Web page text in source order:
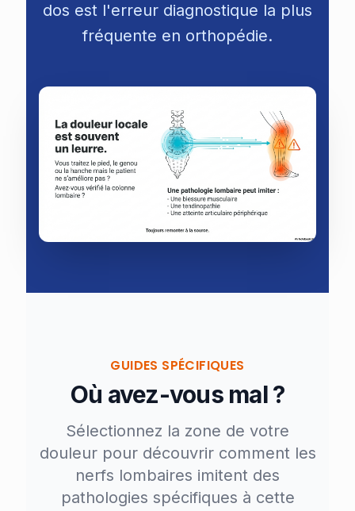
dos est l'erreur diagnostique la plus
fréquente en orthopédie.
GUIDES SPÉCIFIQUES
Où avez-vous mal ?
Sélectionnez la zone de votre
douleur pour découvrir comment les
nerfs lombaires imitent des
pathologies spécifiques à cette